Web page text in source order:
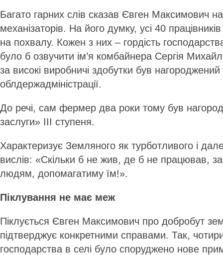
Багато гарних слів сказав Євген Максимович
механізаторів. На його думку, усі 40
на похвалу. Кожен з них – гордість
було б озвучити ім’я комбайнера Сергія
за високі виробничі здобутки був
облдержадміністрації.
До речі, сам фермер два роки тому був
заслуги» ІІІ ступеня.
Характеризує Земляного як турботливого і
вислів: «Скільки б не жив, де б не працював,
людям, допомагатиму їм!».
Піклування не має меж
Піклується Євген Максимович про добробут
підтверджує конкретними справами. Так,
господарства в селі було споруджено нове